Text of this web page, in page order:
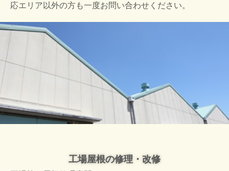
応エリア以外の方も一度お問い合わせください。
工場屋根の修理・改修